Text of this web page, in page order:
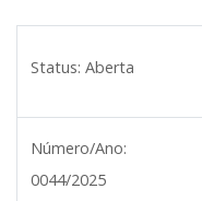
Status: Aberta
Número/Ano:
0044/2025